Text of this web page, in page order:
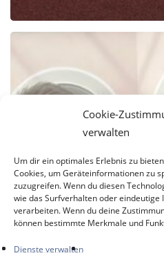
Cookie-
verwalten
Um dir ein optimales Erlebnis zu
Cookies, um Geräteinformationen zu
zuzugreifen. Wenn du diesen
wie das Surfverhalten oder eindeutige
verarbeiten. Wenn du deine
können bestimmte Merkmale und
Dienste verwalten
Schulabsolventinnen
–